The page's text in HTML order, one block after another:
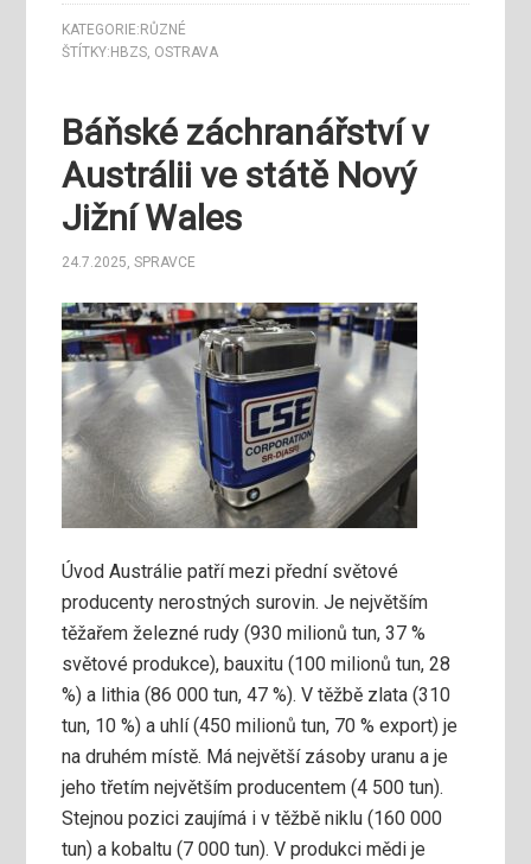
KATEGORIE: RŮZNÉ
ŠTÍTKY: HBZS, OSTRAVA
Báňské záchranářství v
Austrálii ve státě Nový
Jižní Wales
24.7.2025,SPRAVCE
Úvod Austrálie patří mezi přední světové
producenty nerostných surovin. Je největším
těžařem železné rudy (930 milionů tun, 37 %
světové produkce), bauxitu (100 milionů tun, 28
%) a lithia (86 000 tun, 47 %). V těžbě zlata (310
tun, 10 %) a uhlí (450 milionů tun, 70 % export) je
na druhém místě. Má největší zásoby uranu a je
jeho třetím největším producentem (4 500 tun).
Stejnou pozici zaujímá i v těžbě niklu (160 000
tun) a kobaltu (7 000 tun). V produkci mědi je